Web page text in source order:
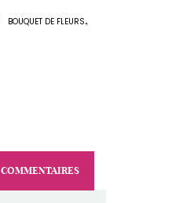
BOUQUET DE FLEURS,
COMMENTAIRES